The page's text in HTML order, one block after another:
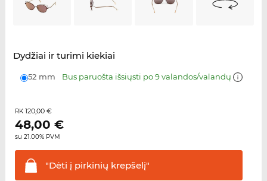
Dydžiai ir turimi kiekiai
52 mm Bus paruošta išsiųsti po 9 valandos/valandų
RK 120,00 €
48,00 €
su 21.00% PVM
"Dėti į pirkinių krepšelį"